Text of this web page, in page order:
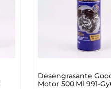
Desengrasante
Motor 500 Ml 991-